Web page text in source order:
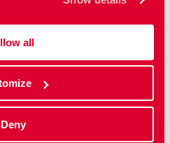
all
Deny
när en penis förs in eller
analsamlag när en penis
(anus).
är det bra att först smeka